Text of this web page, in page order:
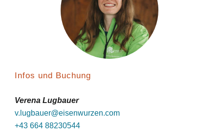
Infos und Buchung
Verena Lugbauer
v.lugbauer@eisenwurzen.com
+43 664 88230544